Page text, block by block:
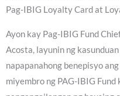
Pag-IBIG Loyalty Card at
Ayon kay Pag-IBIG Fund
Acosta, layunin ng
napapanahong benepisyo
miyembro ng PAG-IBIG Fund